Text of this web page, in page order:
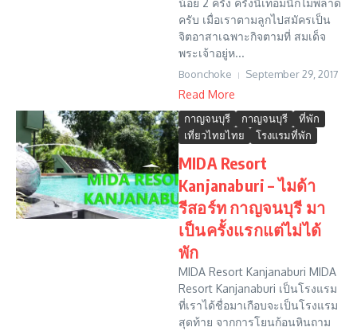
น้อย 2 ครั้ง ครั้งนี้เทอมนี้ก็ไม่พลาด
ครับ เมื่อเราตามลูกไปสมัครเป็น
จิตอาสาเฉพาะกิจตามที่ สมเด็จ
พระเจ้าอยู่ห...
Boonchoke September 29, 2017
Read More
กาญจนบุรี กาญจนบุรี
ที่พัก
เที่ยวไทยไทย
โรงแรมที่พัก
MIDA Resort
Kanjanaburi – ไมด้า
รีสอร์ท กาญจนบุรี มา
เป็นครั้งแรกแต่ไม่ได้
พัก
MIDA Resort Kanjanaburi MIDA
Resort Kanjanaburi เป็นโรงแรม
ที่เราได้ชื่อมาเกือบจะเป็นโรงแรม
สุดท้าย จากการโยนก้อนหินถาม